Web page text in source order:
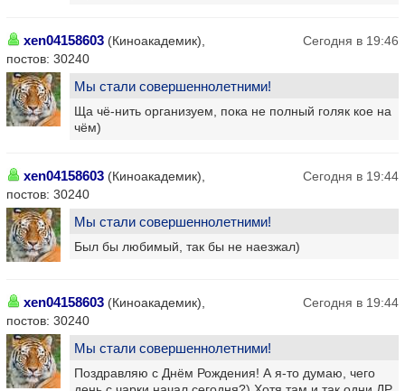
xen04158603 (Киноакадемик),
постов: 30240
Сегодня в 19:46
Мы стали совершеннолетними!
Ща чё-нить организуем, пока не полный голяк кое на
чём)
xen04158603 (Киноакадемик),
постов: 30240
Сегодня в 19:44
Мы стали совершеннолетними!
Был бы любимый, так бы не наезжал)
xen04158603 (Киноакадемик),
постов: 30240
Сегодня в 19:44
Мы стали совершеннолетними!
Поздравляю с Днём Рождения! А я-то думаю, чего